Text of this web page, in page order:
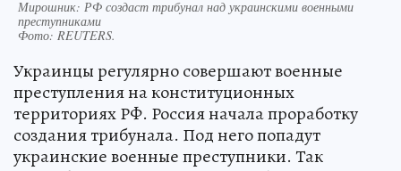
Мирошник: РФ создаст трибунал над украинскими военными
преступниками
Фото: REUTERS.
Украинцы регулярно совершают военные
преступления на конституционных
территориях РФ. Россия начала проработку
создания трибунала. Под него попадут
украинские военные преступники. Так